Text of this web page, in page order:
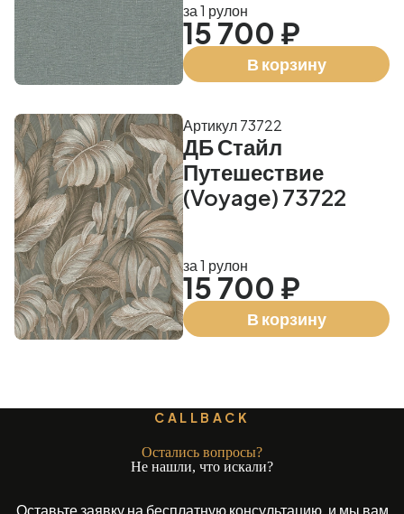
за 1 рулон
15 700 ₽
В корзину
ДБ Стайл
Путешествие
(Voyage) 73722
Артикул 73722
за 1 рулон
15 700 ₽
В корзину
CALLBACK
Остались вопросы?
Не нашли, что искали?
Оставьте заявку на бесплатную консультацию, и мы вам